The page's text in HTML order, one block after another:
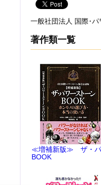
一般社団法人 国際･
著作類一覧
≪増補新版≫ ザ・パ
BOOK